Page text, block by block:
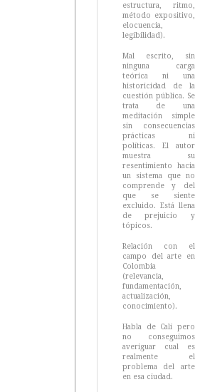
estructura, ritmo,
método expositivo,
elocuencia,
legibilidad).
Mal escrito, sin
ninguna carga
teórica ni una
historicidad de la
cuestión pública. Se
trata de una
meditación simple
sin consecuencias
prácticas ni
políticas. El autor
muestra su
resentimiento hacia
un sistema que no
comprende y del
que se siente
excluido. Está llena
de prejuicio y
tópicos.
Relación con el
campo del arte en
Colombia
(relevancia,
fundamentación,
actualización,
conocimiento).
Habla de Calí pero
no conseguimos
averiguar cual es
realmente el
problema del arte
en esa ciudad.